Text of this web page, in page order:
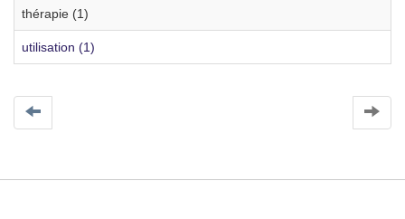
thérapie (1)
utilisation (1)